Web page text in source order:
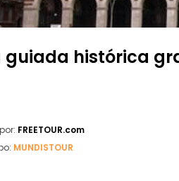
guiada histórica
FREETOUR.com
MUNDISTOUR